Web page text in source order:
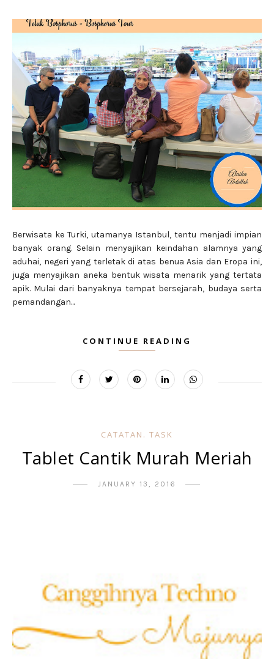
Berwisata ke Turki, utamanya Istanbul, tentu menjadi impian
banyak orang. Selain menyajikan keindahan alamnya yang
aduhai, negeri yang terletak di atas benua Asia dan Eropa ini,
juga menyajikan aneka bentuk wisata menarik yang tertata
apik. Mulai dari banyaknya tempat bersejarah, budaya serta
pemandangan...
CONTINUE READING
CATATAN. TASK
Tablet Cantik Murah Meriah
JANUARY 13, 2016